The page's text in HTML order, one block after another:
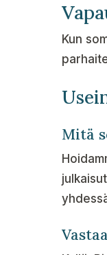
Kun
Mitä